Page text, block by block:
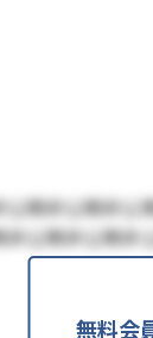
無料会
開非公開非
公開非公開非